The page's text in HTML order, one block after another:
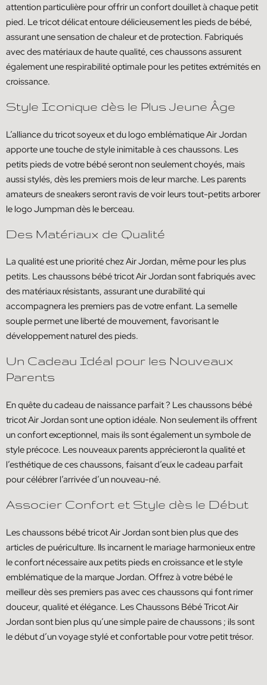
attention particulière pour offrir un confort douillet à chaque petit
pied. Le tricot délicat entoure délicieusement les pieds de bébé,
assurant une sensation de chaleur et de protection. Fabriqués
avec des matériaux de haute qualité, ces chaussons assurent
également une respirabilité optimale pour les petites extrémités en
croissance.
Style Iconique dès le Plus Jeune Âge
L’alliance du tricot soyeux et du logo emblématique Air Jordan
apporte une touche de style inimitable à ces chaussons. Les
petits pieds de votre bébé seront non seulement choyés, mais
aussi stylés, dès les premiers mois de leur marche. Les parents
amateurs de sneakers seront ravis de voir leurs tout-petits arborer
le logo Jumpman dès le berceau.
Des Matériaux de Qualité
La qualité est une priorité chez Air Jordan, même pour les plus
petits. Les chaussons bébé tricot Air Jordan sont fabriqués avec
des matériaux résistants, assurant une durabilité qui
accompagnera les premiers pas de votre enfant. La semelle
souple permet une liberté de mouvement, favorisant le
développement naturel des pieds.
Un Cadeau Idéal pour les Nouveaux
Parents
En quête du cadeau de naissance parfait ? Les chaussons bébé
tricot Air Jordan sont une option idéale. Non seulement ils offrent
un confort exceptionnel, mais ils sont également un symbole de
style précoce. Les nouveaux parents apprécieront la qualité et
l’esthétique de ces chaussons, faisant d’eux le cadeau parfait
pour célébrer l’arrivée d’un nouveau-né.
Associer Confort et Style dès le Début
Les chaussons bébé tricot Air Jordan sont bien plus que des
articles de puériculture. Ils incarnent le mariage harmonieux entre
le confort nécessaire aux petits pieds en croissance et le style
emblématique de la marque Jordan. Offrez à votre bébé le
meilleur dès ses premiers pas avec ces chaussons qui font rimer
douceur, qualité et élégance. Les Chaussons Bébé Tricot Air
Jordan sont bien plus qu’une simple paire de chaussons ; ils sont
le début d’un voyage stylé et confortable pour votre petit trésor.